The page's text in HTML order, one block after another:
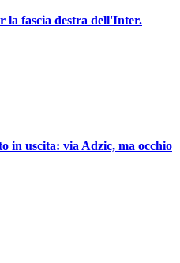
la fascia destra dell'Inter.
in uscita: via Adzic, ma occhio